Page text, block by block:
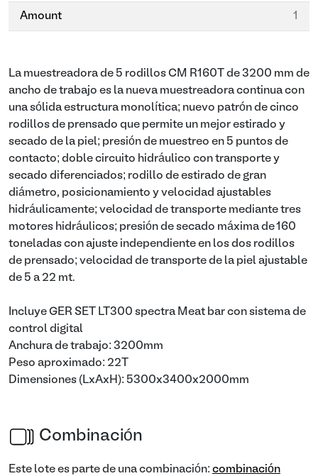
Amount 1
La muestreadora de 5 rodillos CM R160T de 3200 mm de
ancho de trabajo es la nueva muestreadora continua con
una sólida estructura monolítica; nuevo patrón de cinco
rodillos de prensado que permite un mejor estirado y
secado de la piel; presión de muestreo en 5 puntos de
contacto; doble circuito hidráulico con transporte y
secado diferenciados; rodillo de estirado de gran
diámetro, posicionamiento y velocidad ajustables
hidráulicamente; velocidad de transporte mediante tres
motores hidráulicos; presión de secado máxima de 160
toneladas con ajuste independiente en los dos rodillos
de prensado; velocidad de transporte de la piel ajustable
de 5 a 22 mt.
Incluye GER SET LT300 spectra Meat bar con sistema de
control digital
Anchura de trabajo: 3200mm
Peso aproximado: 22T
Dimensiones (LxAxH): 5300x3400x2000mm
Combinación
Este lote es parte de una combinación: combinación